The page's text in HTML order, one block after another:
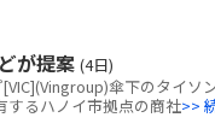
が提案 (4日)
傘下のタイソ
るハノイ市拠点の商社>>